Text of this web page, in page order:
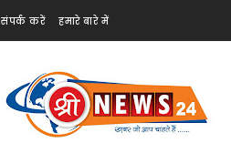
संपर्क करें हमारे बारे में